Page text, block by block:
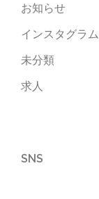
お知らせ
インスタグラム
未分類
求人
SNS